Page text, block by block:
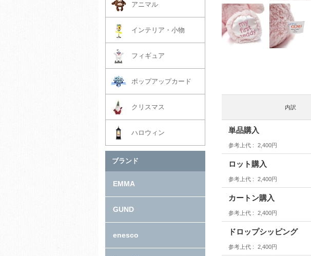
内訳
単品購入
参考上代 2,400円
ロット購入
参考上代 2,400円
カートン購入
参考上代 2,400円
ドロップシッピング
参考上代 2,400円
アニマル
インテリア・小物
フィギュア
ポップアップカード
クリスマス
ハロウィン
ブランド
EMMA
GUND
enesco